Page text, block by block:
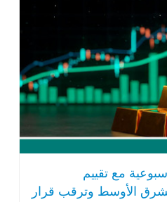
مع تقييم
الأوسط وترقب قرار